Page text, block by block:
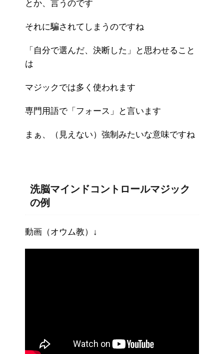
とか、言うのです
それに騙されてしまうのですね
「自分で選んだ、決断した」と思わせること
は
マジックでは多く使われます
専門用語で「フォース」と言います
まぁ、（見えない）強制みたいな意味ですね
洗脳マインドコントロールマジック
の例
動画（オウム教）↓